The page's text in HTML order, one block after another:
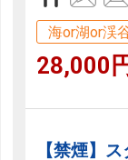
海or湖or渓
28,000
【禁煙】